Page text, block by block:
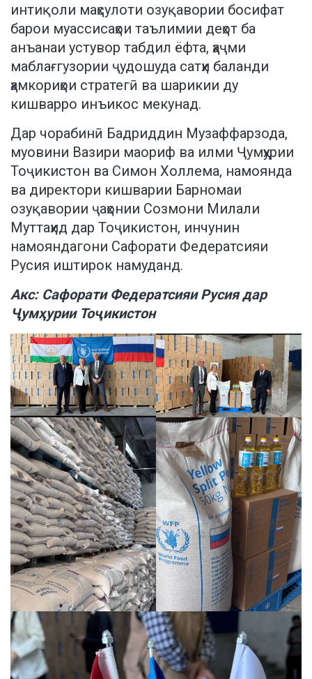
интиқоли маҳсулоти озуқавории босифат
барои муассисаҳои таълимии деҳот ба
анъанаи устувор табдил ёфта, ҳаҷми
маблағгузории ҷудошуда сатҳи баланди
ҳамкориҳои стратегӣ ва шарикии ду
кишварро инъикос мекунад.
Дар чорабинӣ Бадриддин Музаффарзода,
муовини Вазири маориф ва илми Ҷумҳурии
Тоҷикистон ва Симон Холлема, намоянда
ва директори кишварии Барномаи
озуқавории ҷаҳонии Созмони Милали
Муттаҳид дар Тоҷикистон, инчунин
намояндагони Сафорати Федератсияи
Русия иштирок намуданд.
Акс: Сафорати Федератсияи Русия дар
Ҷумҳурии Тоҷикистон